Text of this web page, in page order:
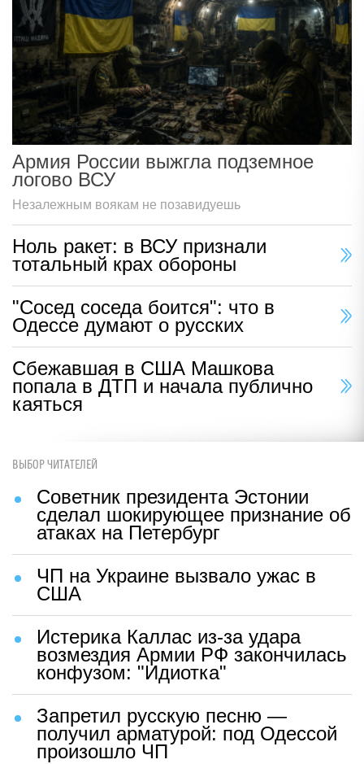
Армия России выжгла подземное
логово ВСУ
Незалежным воякам не позавидуешь
Ноль ракет: в ВСУ признали
тотальный крах обороны
"Сосед соседа боится": что в
Одессе думают о русских
Сбежавшая в США Машкова
попала в ДТП и начала публично
каяться
ВЫБОР ЧИТАТЕЛЕЙ
Советник президента Эстонии
сделал шокирующее признание об
атаках на Петербург
ЧП на Украине вызвало ужас в
США
Истерика Каллас из-за удара
возмездия Армии РФ закончилась
конфузом: "Идиотка"
Запретил русскую песню —
получил арматурой: под Одессой
произошло ЧП